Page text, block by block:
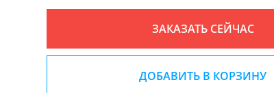
ЗАКАЗАТЬ СЕЙЧАС
ДОБАВИТЬ В КОРЗИНУ